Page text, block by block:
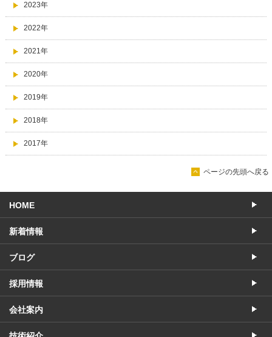
2023年
2022年
2021年
2020年
2019年
2018年
2017年
ページの先頭へ戻る
HOME
新着情報
ブログ
採用情報
会社案内